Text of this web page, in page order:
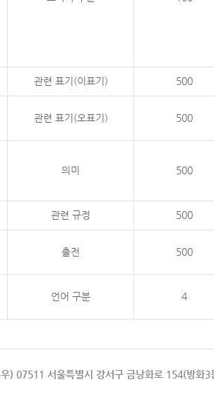
관련 표기(이표기) 500
관련 표기(오표기) 500
의미 500
관련 규정 500
출전 500
언어 구분 4
우) 07511 서울특별시 강서구 금낭화로 154(방화3